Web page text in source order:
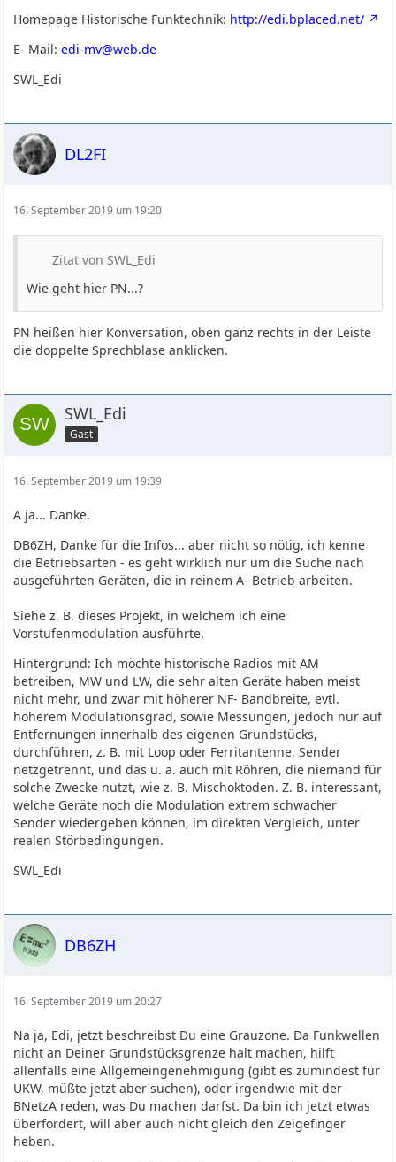
Homepage Historische Funktechnik: http://edi.bplaced.net/
E- Mail:edi-mv@web.de
SWL_Edi
DL2FI
16. September 2019 um 19:20
Zitat von SWL_Edi
Wie geht hier PN...?
PN heißen hier Konversation, oben ganz rechts in der Leiste
die doppelte Sprechblase anklicken.
SWL_Edi
Gast
16. September 2019 um 19:39
A ja... Danke.
DB6ZH, Danke für die Infos... aber nicht so nötig, ich kenne
die Betriebsarten - es geht wirklich nur um die Suche nach
ausgeführten Geräten, die in reinem A- Betrieb arbeiten.
Siehe z. B. dieses Projekt, in welchem ich eine
Vorstufenmodulation ausführte.
Hintergrund: Ich möchte historische Radios mit AM
betreiben, MW und LW, die sehr alten Geräte haben meist
nicht mehr, und zwar mit höherer NF- Bandbreite, evtl.
höherem Modulationsgrad, sowie Messungen, jedoch nur auf
Entfernungen innerhalb des eigenen Grundstücks,
durchführen, z. B. mit Loop oder Ferritantenne, Sender
netzgetrennt, und das u. a. auch mit Röhren, die niemand für
solche Zwecke nutzt, wie z. B. Mischoktoden. Z. B. interessant,
welche Geräte noch die Modulation extrem schwacher
Sender wiedergeben können, im direkten Vergleich, unter
realen Störbedingungen.
SWL_Edi
DB6ZH
16. September 2019 um 20:27
Na ja, Edi, jetzt beschreibst Du eine Grauzone. Da Funkwellen
nicht an Deiner Grundstücksgrenze halt machen, hilft
allenfalls eine Allgemeingenehmigung (gibt es zumindest für
UKW, müßte jetzt aber suchen), oder irgendwie mit der
BNetzA reden, was Du machen darfst. Da bin ich jetzt etwas
überfordert, will aber auch nicht gleich den Zeigefinger
heben.